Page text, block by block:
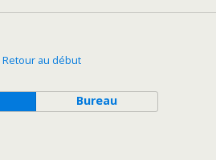
Retour au début
Bureau